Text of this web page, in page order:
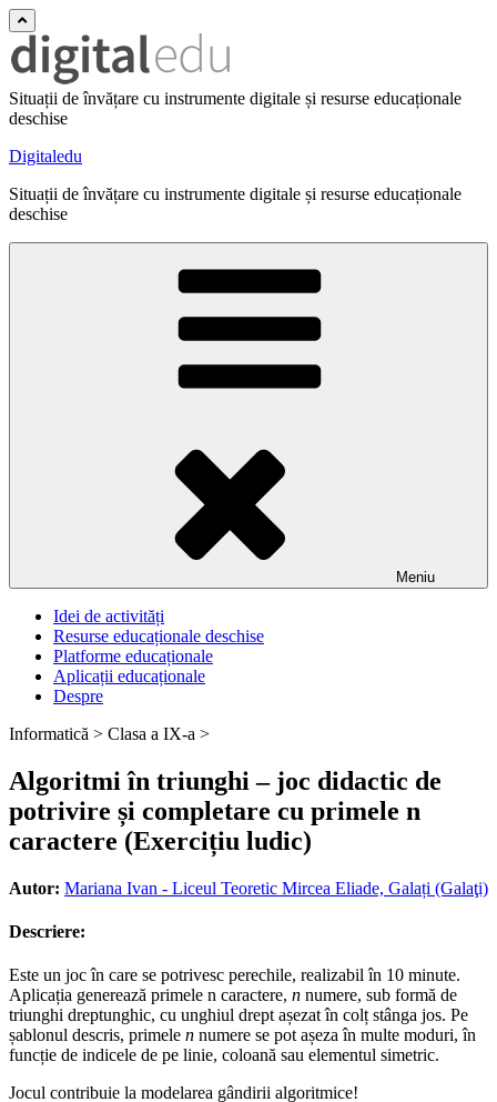
Situații de învățare cu instrumente digitale și resurse educaționale
deschise
Digitaledu
Situații de învățare cu instrumente digitale și resurse educaționale
deschise
Meniu
Idei de activități
Resurse educaționale deschise
Platforme educaționale
Aplicații educaționale
Despre
Informatică > Clasa a IX-a >
Algoritmi în triunghi – joc didactic de
potrivire și completare cu primele n
caractere (Exercițiu ludic)
Autor: Mariana Ivan - Liceul Teoretic Mircea Eliade, Galați (Galaţi)
Descriere:
Este un joc în care se potrivesc perechile, realizabil în 10 minute.
Aplicația generează primele n caractere, n numere, sub formă de
triunghi dreptunghic, cu unghiul drept așezat în colț stânga jos. Pe
șablonul descris, primele n numere se pot așeza în multe moduri, în
funcție de indicele de pe linie, coloană sau elementul simetric.
Jocul contribuie la modelarea gândirii algoritmice!